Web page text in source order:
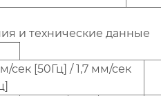
и технические данные
сек [50Гц] / 1,7 мм/сек